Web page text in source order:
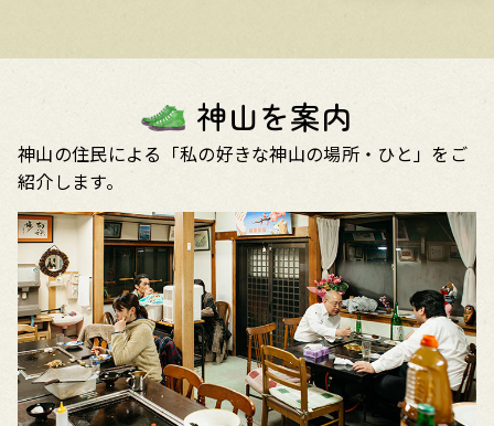
神山を案内
神山の住民による「私の好きな神山の場所・ひと」をご
紹介します。